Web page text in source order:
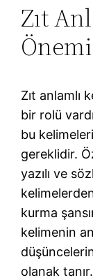
Zıt
Önemi
Zıt anlamlı
bir rolü
bu
gereklidir.
yazılı ve
kurma
kelimenin
olanak